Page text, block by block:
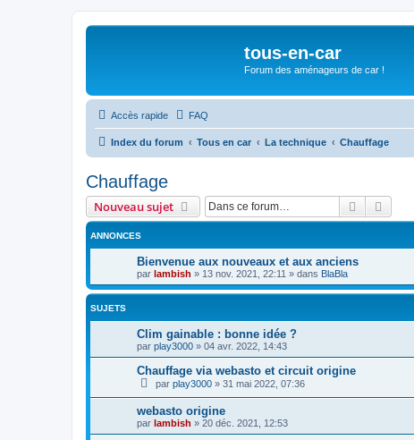
tous-en-car
Forum des aménageurs de car !
Accès rapide FAQ
Index du forum Tous en car La technique Chauffage
Chauffage
Nouveau sujet Rechercher
ANNONCES
Bienvenue aux nouveaux et aux anciens
par lambish » 13 nov. 2021, 22:11 » dans BlaBla
SUJETS
Clim gainable : bonne idée ?
par play3000 » 04 avr. 2022, 14:43
Chauffage via webasto et circuit origine
par play3000 » 31 mai 2022, 07:36
webasto origine
par lambish » 20 déc. 2021, 12:53